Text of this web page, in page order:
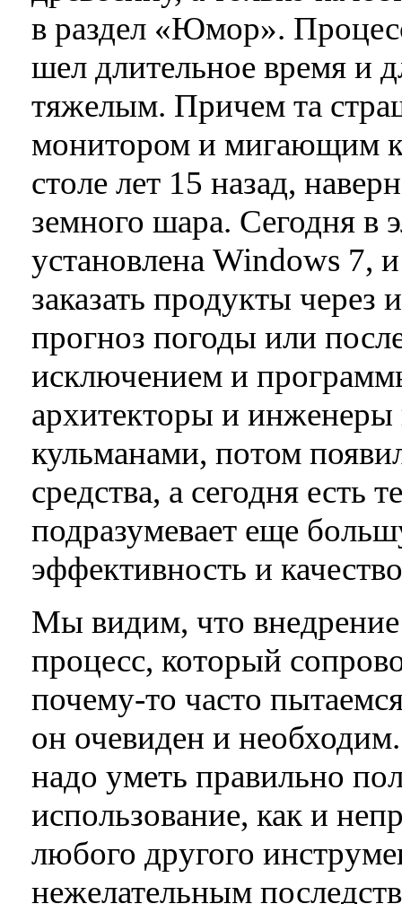
в раздел «Юмор».
шел длительное время и
тяжелым. Причем та
монитором и мигающим
столе лет 15 назад,
земного шара. Сегодня в
установлена Windows 7,
заказать продукты через
прогноз погоды или
исключением и
архитекторы и инженеры
кульманами, потом
средства, а сегодня есть
подразумевает еще
эффективность и
Мы видим, что
процесс, который
почему-то часто
он очевиден и
надо уметь правильно
использование, как и
любого другого
нежелательным